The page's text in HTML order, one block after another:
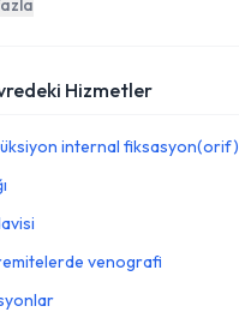
Hizmetler
internal fiksasyon(orif)
venografi